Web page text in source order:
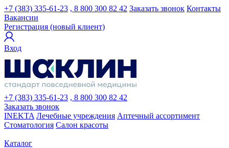
+7 (383) 335-61-23 , 8 800 300 82 42 Заказать звонок Контакты
Вакансии
Регистрация (новый клиент)
Вход
+7 (383) 335-61-23 , 8 800 300 82 42
Заказать звонок
INEKTA Лечебные учреждения Аптечный ассортимент
Стоматология Салон красоты
Каталог